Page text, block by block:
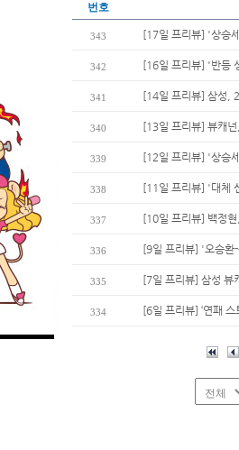
번호
343 [17일 프리뷰] '상승
342 [16일 프리뷰] '반등
341 [14일 프리뷰] 삼성,
340 [13일 프리뷰] 뷰캐
339 [12일 프리뷰] '상승
338 [11일 프리뷰] '대체
337 [10일 프리뷰] 백정
336 [9일 프리뷰] '오승환
335 [7일 프리뷰] 삼성 뷰
334 [6일 프리뷰] ‘연패